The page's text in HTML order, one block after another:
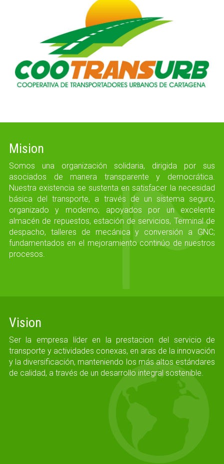
Mision
Somos una organización solidaria, dirigida por sus
asociados de manera transparente y democrática.
Nuestra existencia se sustenta en satisfacer la necesidad
básica del transporte, a través de un sistema seguro,
organizado y moderno; apoyados por un excelente
almacén de repuestos, estación de servicios, Terminal de
despacho, talleres de mecánica y conversión a GNC;
fundamentados en el mejoramiento continúo de nuestros
procesos.
Vision
Ser la empresa líder en la prestacion del servicio de
transporte y actividades conexas, en aras de la innovación
y la diversificación, manteniendo los más altos estándares
de calidad, a través de un desarrollo integral sostenible.